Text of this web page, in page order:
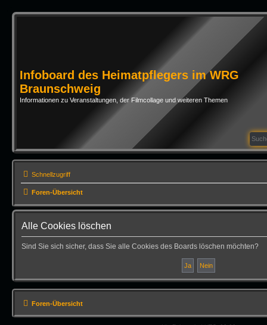
Infoboard des Heimatpflegers im WRG
Braunschweig
Informationen zu Veranstaltungen, der Filmcollage und weiteren Themen
Schnellzugriff
Foren-Übersicht
Alle Cookies löschen
Sind Sie sich sicher, dass Sie alle Cookies des Boards löschen möchten?
Foren-Übersicht